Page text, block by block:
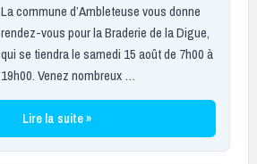
La commune d’Ambleteuse vous donne
rendez-vous pour la Braderie de la Digue,
qui se tiendra le samedi 15 août de 7h00 à
19h00. Venez nombreux …
Lire la suite »